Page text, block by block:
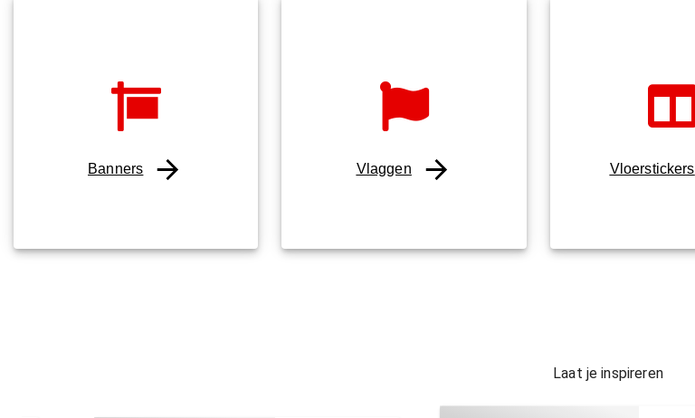
Banners Vlaggen Vloerstickers
Laat je inspireren